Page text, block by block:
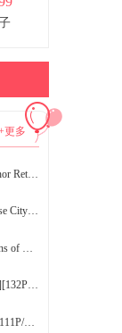
更多
v0.2.2
v1.9
83
182